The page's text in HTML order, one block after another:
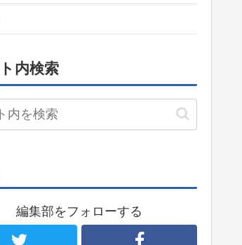
内検索
編集部をフォローする